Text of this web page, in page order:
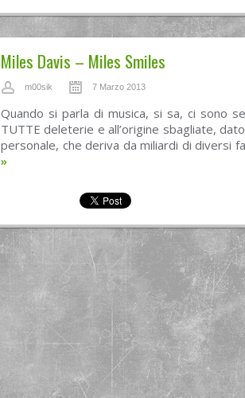
Miles Davis – Miles Smiles
m00sik 7 Marzo 2013
Quando si parla di musica, si sa, ci sono
TUTTE deleterie e all’origine sbagliate,
personale, che deriva da miliardi di diversi
»